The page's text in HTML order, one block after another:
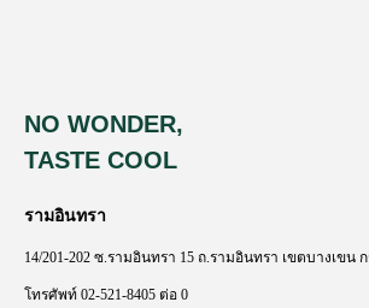
NO WONDER,
TASTE COOL
รามอินทรา
14/201-202 ซ รามอินทรา 15 ถ รามอินทรา เขตบางเขน
โทรศัพท์ 02-521-8405 ต่อ 0